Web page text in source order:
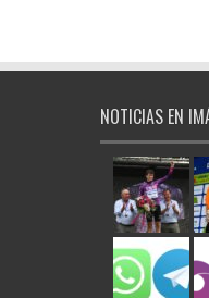
NOTICIAS EN